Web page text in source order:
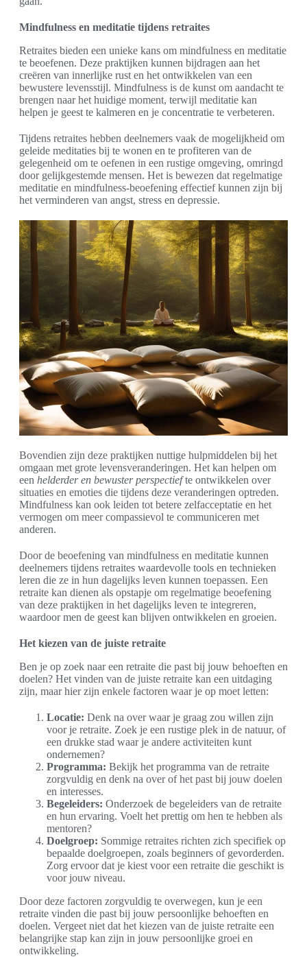
Mindfulness en meditatie tijdens retraites
Retraites bieden een unieke kans om mindfulness en meditatie
te beoefenen. Deze praktijken kunnen bijdragen aan het
creëren van innerlijke rust en het ontwikkelen van een
bewustere levensstijl. Mindfulness is de kunst om aandacht te
brengen naar het huidige moment, terwijl meditatie kan
helpen je geest te kalmeren en je concentratie te verbeteren.
Tijdens retraites hebben deelnemers vaak de mogelijkheid om
geleide meditaties bij te wonen en te profiteren van de
gelegenheid om te oefenen in een rustige omgeving, omringd
door gelijkgestemde mensen. Het is bewezen dat regelmatige
meditatie en mindfulness-beoefening effectief kunnen zijn bij
het verminderen van angst, stress en depressie.
Bovendien zijn deze praktijken nuttige hulpmiddelen bij het
omgaan met grote levensveranderingen. Het kan helpen om
een helderder en bewuster perspectiefte ontwikkelen over
situaties en emoties die tijdens deze veranderingen optreden.
Mindfulness kan ook leiden tot betere zelfacceptatie en het
vermogen om meer compassievol te communiceren met
anderen.
Door de beoefening van mindfulness en meditatie kunnen
deelnemers tijdens retraites waardevolle tools en technieken
leren die ze in hun dagelijks leven kunnen toepassen. Een
retraite kan dienen als opstapje om regelmatige beoefening
van deze praktijken in het dagelijks leven te integreren,
waardoor men de geest kan blijven ontwikkelen en groeien.
Het kiezen van de juiste retraite
Ben je op zoek naar een retraite die past bij jouw behoeften en
doelen? Het vinden van de juiste retraite kan een uitdaging
zijn, maar hier zijn enkele factoren waar je op moet letten:
Locatie: Denk na over waar je graag zou willen zijn
voor je retraite. Zoek je een rustige plek in de natuur, of
een drukke stad waar je andere activiteiten kunt
ondernemen?
Programma: Bekijk het programma van de retraite
zorgvuldig en denk na over of het past bij jouw doelen
en interesses.
Begeleiders: Onderzoek de begeleiders van de retraite
en hun ervaring. Voelt het prettig om hen te hebben als
mentoren?
Doelgroep: Sommige retraites richten zich specifiek op
bepaalde doelgroepen, zoals beginners of gevorderden.
Zorg ervoor dat je kiest voor een retraite die geschikt is
voor jouw niveau.
Door deze factoren zorgvuldig te overwegen, kun je een
retraite vinden die past bij jouw persoonlijke behoeften en
doelen. Vergeet niet dat het kiezen van de juiste retraite een
belangrijke stap kan zijn in jouw persoonlijke groei en
ontwikkeling.